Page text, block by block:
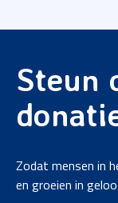
Steun
Zodat mensen in
en groeien in